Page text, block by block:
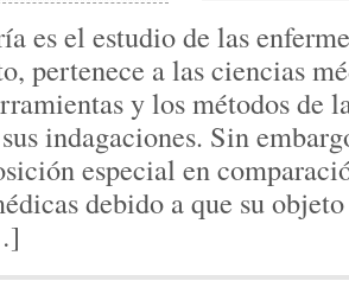
es el estudio de las
pertenece a las ciencias
y los métodos de
indagaciones. Sin
especial en
debido a que su